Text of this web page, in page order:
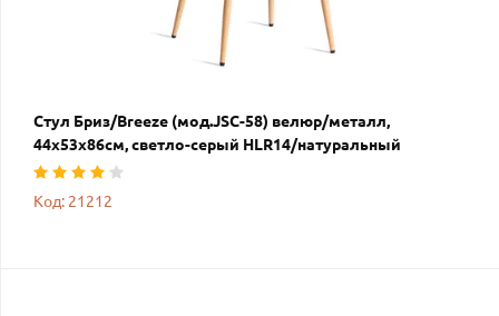
Стул Бриз/Breeze (мод.JSC-58) велюр/металл,
44х53х86см, светло-серый HLR14/натуральный
Код: 21212